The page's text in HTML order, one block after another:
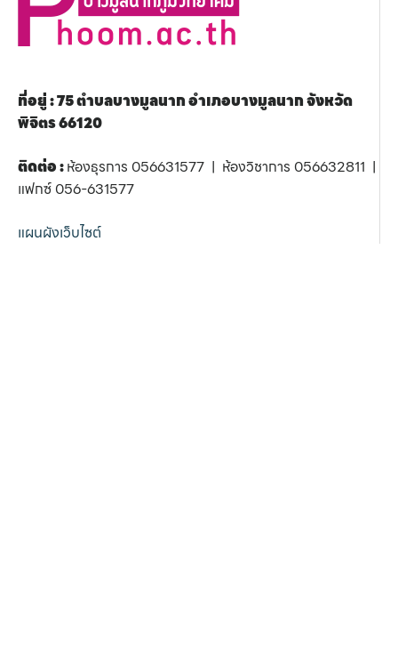
ที่อยู่ : 75 ตำบลบางมูลนาก อำเภอบางมูลนาก จังหวัด
พิจิตร 66120
ติดต่อ :ห้องธุรการ 056631577 | ห้องวิชาการ 056632811 |
แฟกซ์ 056-631577
แผนผังเว็บไซต์